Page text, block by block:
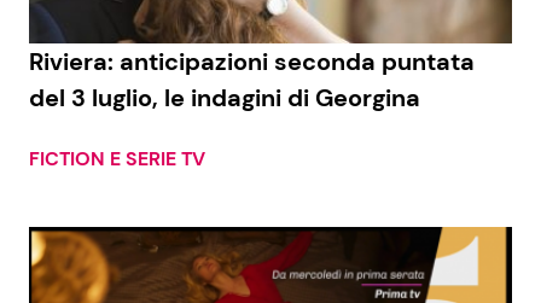
Benessere
Mondo Mamma
Cucina e Ricette
Le Ricette in TV
Riviera: anticipazioni seconda puntata
del 3 luglio, le indagini di Georgina
FICTION E SERIE TV